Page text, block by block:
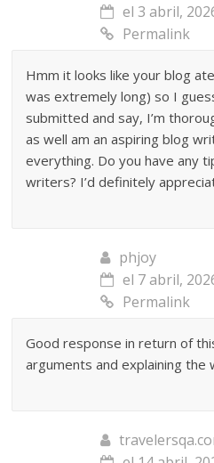
el 3 abril,
Permalink
Hmm it looks like your blog
was extremely long) so I
submitted and say, I’m
as well am an aspiring blog
everything. Do you have any
writers? I’d definitely
phjoy
el 7 abril,
Permalink
Good response in return of
arguments and explaining the